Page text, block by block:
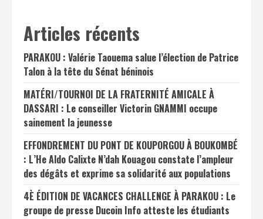
Articles récents
PARAKOU : Valérie Taouema salue l’élection de Patrice
Talon à la tête du Sénat béninois
MATÉRI/TOURNOI DE LA FRATERNITÉ AMICALE À
DASSARI : Le conseiller Victorin GNAMMI occupe
sainement la jeunesse
EFFONDREMENT DU PONT DE KOUPORGOU À BOUKOMBÉ
: L’He Aldo Calixte N’dah Kouagou constate l’ampleur
des dégâts et exprime sa solidarité aux populations
4È ÉDITION DE VACANCES CHALLENGE À PARAKOU : Le
groupe de presse Ducoin Info atteste les étudiants